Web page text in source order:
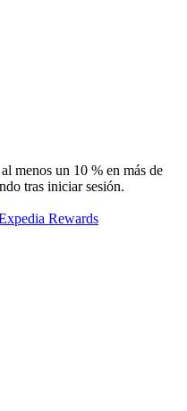
menos un 10 % en más de
tras iniciar sesión.
Rewards